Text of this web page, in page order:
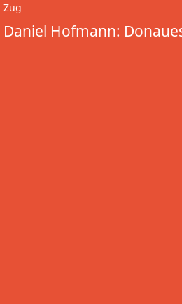
Zug
Daniel Hofmann: